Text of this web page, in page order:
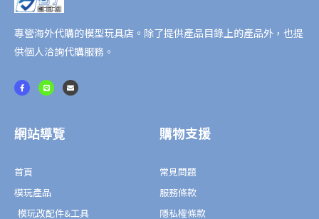
量
專營海外代購的模型玩具店。除了提供產品目錄上的產品外，也提
供個人洽詢代購服務。
F
a
c
k
-
L
i
n
E
n
v
網站導覽
首頁
模玩產品
模玩改配件&工具
購物支援
常見問題
服務條款
隱私權條款